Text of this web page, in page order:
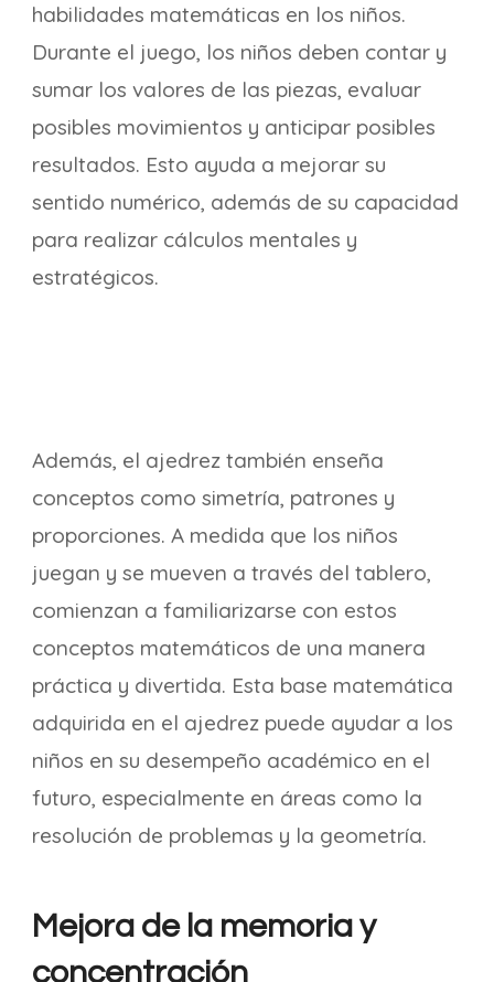
habilidades matemáticas en los niños.
Durante el juego, los niños deben contar y
sumar los valores de las piezas, evaluar
posibles movimientos y anticipar posibles
resultados. Esto ayuda a mejorar su
sentido numérico, además de su capacidad
para realizar cálculos mentales y
estratégicos.
Además, el ajedrez también enseña
conceptos como simetría, patrones y
proporciones. A medida que los niños
juegan y se mueven a través del tablero,
comienzan a familiarizarse con estos
conceptos matemáticos de una manera
práctica y divertida. Esta base matemática
adquirida en el ajedrez puede ayudar a los
niños en su desempeño académico en el
futuro, especialmente en áreas como la
resolución de problemas y la geometría.
Mejora de la memoria y
concentración